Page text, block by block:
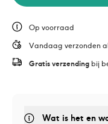
Op voorraad
Vandaag verzonden
Gratis verzending bij
Wat is het en